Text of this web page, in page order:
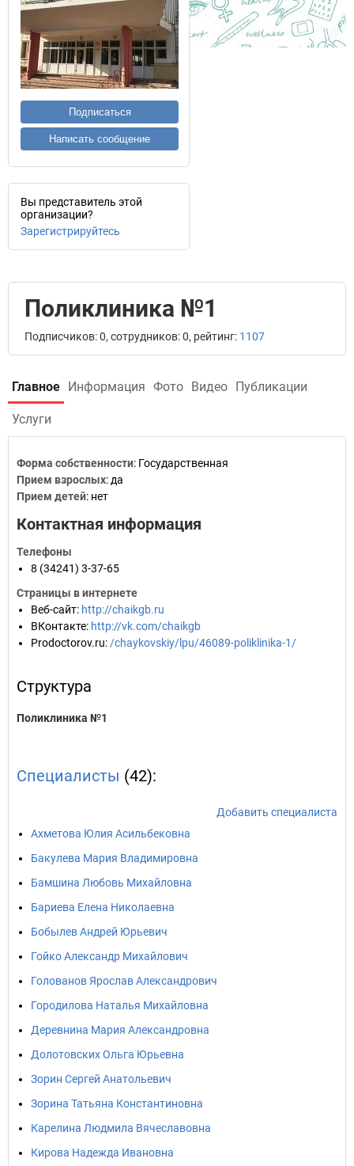
Подписаться
Написать сообщение
Вы представитель этой
организации?
Зарегистрируйтесь
Поликлиника №1
Подписчиков: 0, сотрудников: 0, рейтинг: 1107
Главное Информация Фото Видео Публикации
Услуги
Форма собственности: Государственная
Прием взрослых: да
Прием детей: нет
Контактная информация
Телефоны
8 (34241) 3-37-65
Страницы в интернете
Веб-сайт: http://chaikgb.ru
ВКонтакте: http://vk.com/chaikgb
Prodoctorov.ru: /chaykovskiy/lpu/46089-poliklinika-1/
Структура
Поликлиника №1
Специалисты (42):
Добавить специалиста
Ахметова Юлия Асильбековна
Бакулева Мария Владимировна
Бамшина Любовь Михайловна
Бариева Елена Николаевна
Бобылев Андрей Юрьевич
Гойко Александр Михайлович
Голованов Ярослав Александрович
Городилова Наталья Михайловна
Деревнина Мария Александровна
Долотовских Ольга Юрьевна
Зорин Сергей Анатольевич
Зорина Татьяна Константиновна
Карелина Людмила Вячеславовна
Кирова Надежда Ивановна